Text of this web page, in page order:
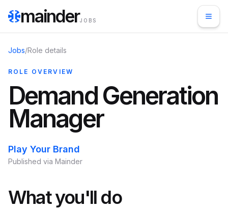
mainderJOBS
Jobs/Role details
ROLE OVERVIEW
Demand Generation
Manager
Play Your Brand
Published via Mainder
What you'll do